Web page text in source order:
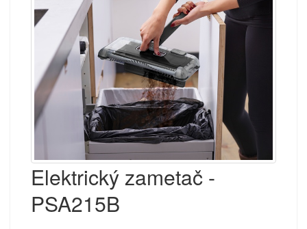
Elektrický zametač -
PSA215B